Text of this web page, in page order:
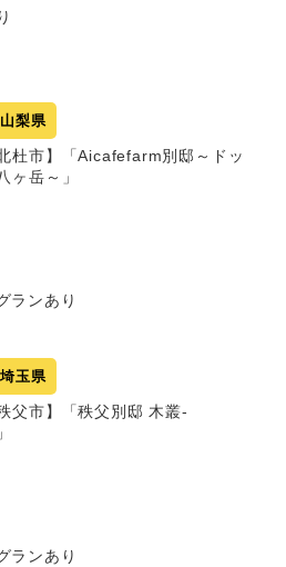
山梨県
杜市】「Aicafefarm別邸～ドッ
ヶ岳～」
ランあり
埼玉県
父市】「秩父別邸 木叢-
ランあり